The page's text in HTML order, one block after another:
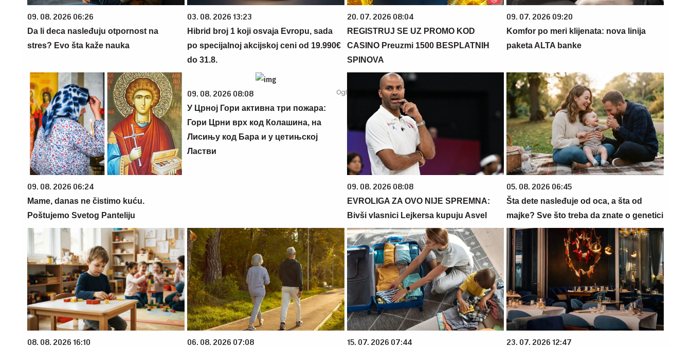
09. 08. 2026 06:26
Da li deca nasleđuju otpornost na
stres? Evo šta kaže nauka
03. 08. 2026 13:23
Hibrid broj 1 koji osvaja Evropu, sada
po specijalnoj akcijskoj ceni od 19.990€
do 31.8.
20. 07. 2026 08:04
REGISTRUJ SE UZ PROMO KOD
CASINO Preuzmi 1500 BESPLATNIH
SPINOVA
09. 07. 2026 09:20
Komfor po meri klijenata: nova linija
paketa ALTA banke
09. 08. 2026 06:24
Mame, danas ne čistimo kuću.
Poštujemo Svetog Panteliju
09. 08. 2026 08:08
У Црној Гори активна три пожара:
Гори Црни врх код Колашина, на
Лисињу код Бара и у цетињској
Ластви
09. 08. 2026 08:08
EVROLIGA ZA OVO NIJE SPREMNA:
Bivši vlasnici Lejkersa kupuju Asvel
05. 08. 2026 06:45
Šta dete nasleđuje od oca, a šta od
majke? Sve što treba da znate o genetici
08. 08. 2026 16:10 06. 08. 2026 07:08 15. 07. 2026 07:44 23. 07. 2026 12:47